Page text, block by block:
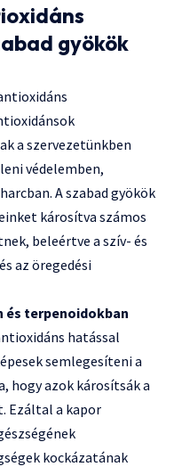
gyökök
a szervezetünkben
védelemben,
A szabad gyökök
károsítva számos
beleértve a szív- és
az öregedési
terpenoidokban
hatással
semlegesíteni a
hogy azok károsítsák a
Ezáltal a kapor
kockázatának